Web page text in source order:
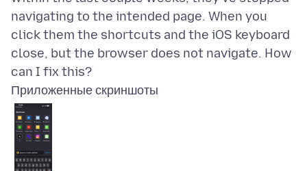
navigating to the intended page. When you
click them the shortcuts and the iOS keyboard
close, but the browser does not navigate. How
Приложенные скриншоты